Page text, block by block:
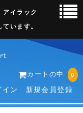
アイラック
います。
カートの中 0
イン 新規会員登録